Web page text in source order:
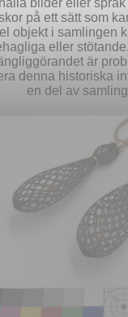
Easy search
bilder eller
på ett sätt som
objekt i samlingen
eller
är
denna historiska
en del av